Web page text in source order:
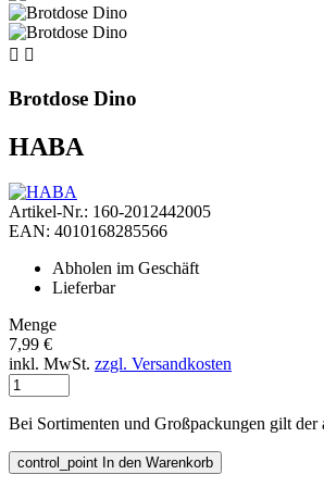
 
Brotdose Dino
HABA
Artikel-Nr.: 160-2012442005
EAN: 4010168285566
Abholen im Geschäft
Lieferbar
Menge
7,99 €
inkl. MwSt. zzgl. Versandkosten
Bei Sortimenten und Großpackungen gilt der
control_point In den Warenkorb